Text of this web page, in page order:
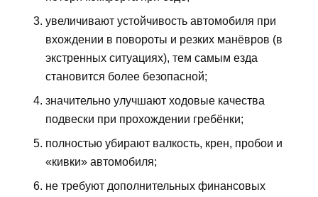
увеличивают устойчивость автомобиля при
вхождении в повороты и резких манёвров (в
экстренных ситуациях), тем самым езда
становится более безопасной;
значительно улучшают ходовые качества
подвески при прохождении гребёнки;
полностью убирают валкость, крен, пробои и
«кивки» автомобиля;
не требуют дополнительных финансовых